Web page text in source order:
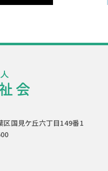
区国見ケ丘六丁目149番1